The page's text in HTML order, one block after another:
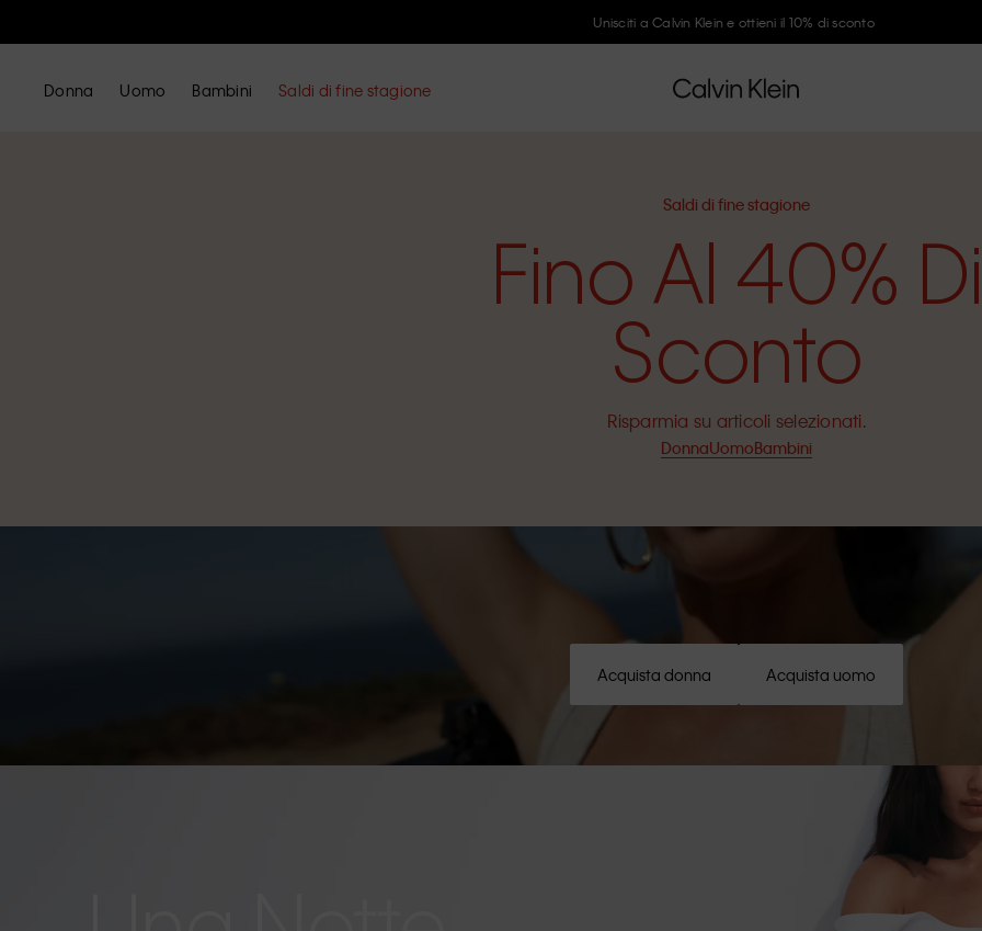
Unisciti a Calvin Klein e ottieni il 10% di sconto
Donna Uomo Bambini Saldi di fine stagione
Saldi di fine stagione
Fino Al 40% Di
Sconto
Risparmia su articoli selezionati.
DonnaUomoBambini
Acquista donna Acquista uomo